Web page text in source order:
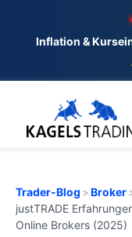
Inflation &
Trader-Blog >Broker
justTRADE
Online Brokers (2025)